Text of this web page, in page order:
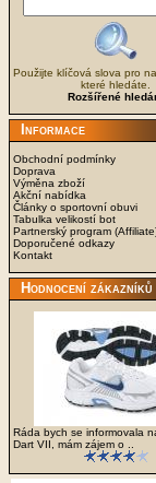
Použijte klíčová slova pro
které hledáte.
Rozšířené
Informace
Obchodní podmínky
Doprava
Výměna zboží
Akční nabídka
Články o sportovní obuvi
Tabulka velikostí bot
Partnerský program
Doporučené odkazy
Kontakt
Hodnocení zákazníků
Ráda bych se informovala
Dart VII, mám zájem o ..